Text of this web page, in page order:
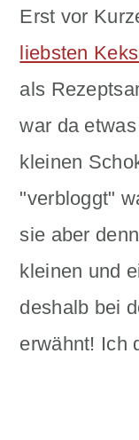
Erst vor
liebsten
als
war da
kleinen
"verbloggt"
sie aber
kleinen und
deshalb bei
erwähnt! Ich